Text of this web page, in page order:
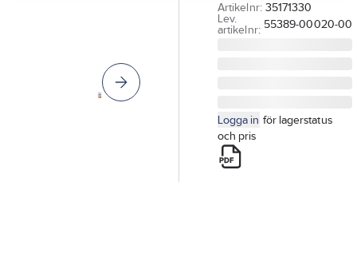
Artikelnr: 35171330
Lev.
artikelnr: 55389-00020-00
Logga in för lagerstatus
och pris